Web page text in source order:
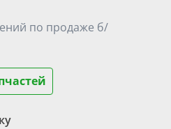
по продаже б/